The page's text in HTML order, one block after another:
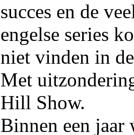
succes en de
engelse series
niet vinden in
Met
Hill Show.
Binnen een jaar